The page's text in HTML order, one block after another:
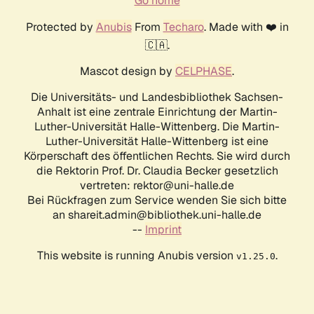
Protected by AnubisFrom Techaro. Made with ❤️ in
🇨🇦.
Mascot design by CELPHASE.
Die Universitäts- und Landesbibliothek Sachsen-
Anhalt ist eine zentrale Einrichtung der Martin-
Luther-Universität Halle-Wittenberg. Die Martin-
Luther-Universität Halle-Wittenberg ist eine
Körperschaft des öffentlichen Rechts. Sie wird durch
die Rektorin Prof. Dr. Claudia Becker gesetzlich
vertreten: rektor@uni-halle.de
Bei Rückfragen zum Service wenden Sie sich bitte
an shareit.admin@bibliothek.uni-halle.de
-- Imprint
This website is running Anubis version v1.25.0.